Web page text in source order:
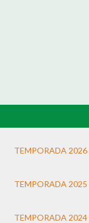
TEMPORADA 2026
TEMPORADA 2025
TEMPORADA 2024